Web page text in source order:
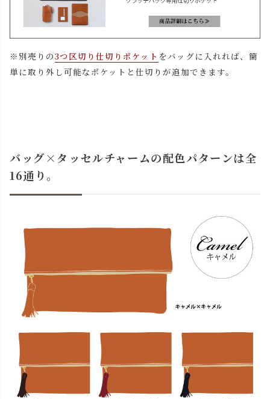
※別売りの3つ区切り仕切りポケット をバッグに入れれば、簡
単に取り外し可能なポケットと仕切りが追加できます。
バッグ×タッセルチャームの配色パターンは全
16通り。